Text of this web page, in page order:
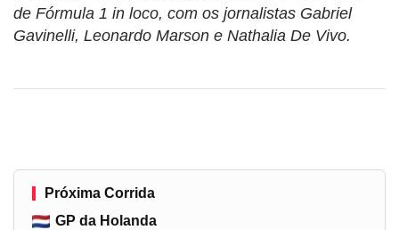
de Fórmula 1 in loco, com os jornalistas Gabriel
Gavinelli, Leonardo Marson e Nathalia De Vivo.
Próxima Corrida
GP da Holanda